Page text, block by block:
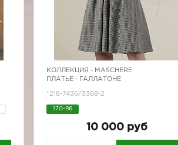
КОЛЛЕКЦИЯ - MASCHERE
ПЛАТЬЕ - ГАЛЛАТОНЕ
*218-7436/3368-2
170-96
10 000 руб